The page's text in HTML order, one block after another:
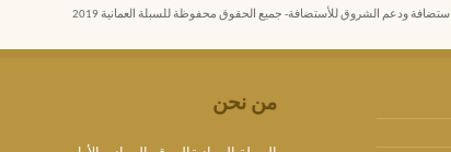
استضافة ودعم الشروق للأستضافة- جميع الحقوق محفوظة للسبلة العمانية 2019
من نحن